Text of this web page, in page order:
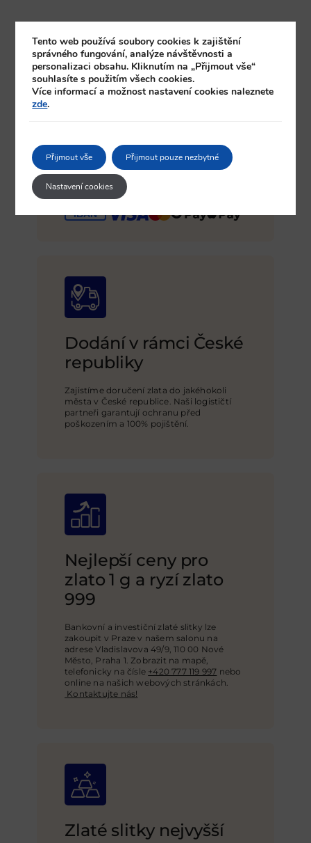
Bezpečná platba
Kupte zlato v Praze a zaplaťte hotově
nebo bankovním převodem skrze IBAN.
Kontaktujte nás!
Dodání v rámci České
republiky
Zajistíme doručení zlata do jakéhokoli
města v České republice. Naši logističtí
partneři garantují ochranu před
poškozením a 100% pojištění
Zlaté slitky nejvyšší
Nejlepší ceny pro
zlato 1 g a ryzí zlato
999
Bankovní a investiční zlaté slitky lze
zakoupit v Praze v našem salonu na
adrese Vladislavova 49/9, 110 00 Nové
Město, Praha 1. Zobrazit na mapě,
telefonicky na čísle +420 777 119 997 nebo
online na našich webových stránkách
Kontaktujte nás!
Tento web používá soubory cookies k zajištění
správného fungování, analýze návštěvnosti a
personalizaci obsahu. Kliknutím na „Přijmout vše“
souhlasíte s použitím všech cookies.
Více informací a možnost nastavení cookies naleznete
zde.
Přijmout vše Přijmout pouze nezbytné
Nastavení cookies